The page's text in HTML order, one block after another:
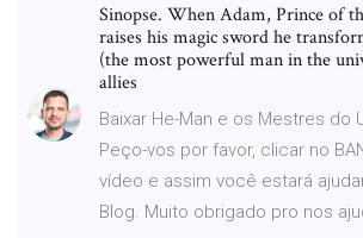
Sinopse. When Adam, Prince of
raises his magic sword he
(the most powerful man in the
allies
Baixar He-Man e os Mestres do
Peço-vos por favor, clicar no
vídeo e assim você estará
Blog. Muito obrigado pro nos